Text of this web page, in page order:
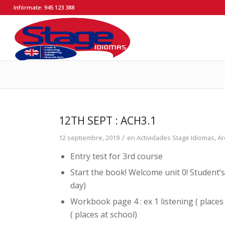
Infórmate: 945 123 388
12TH SEPT : ACH3.1
12 septiembre, 2019 / enActividades Stage Idiomas,
Entry test for 3rd course
Start the book! Welcome unit 0!
day)
Workbook page 4 : ex 1 listening (
( places at school)